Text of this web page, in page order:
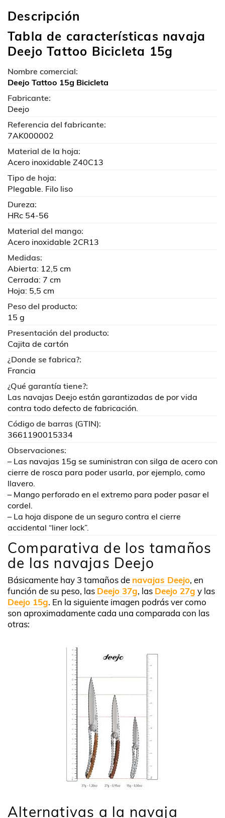
Descripción
Tabla de características navaja
Deejo Tattoo Bicicleta 15g
Nombre comercial:
Deejo Tattoo 15g Bicicleta
Fabricante:
Deejo
Referencia del fabricante:
7AK000002
Material de la hoja:
Acero inoxidable Z40C13
Tipo de hoja:
Plegable. Filo liso
Dureza:
HRc 54-56
Material del mango:
Acero inoxidable 2CR13
Medidas:
Abierta: 12,5 cm
Cerrada: 7 cm
Hoja: 5,5 cm
Peso del producto:
15 g
Presentación del producto:
Cajita de cartón
¿Donde se fabrica?:
Francia
¿Qué garantía tiene?:
Las navajas Deejo están garantizadas de por vida
contra todo defecto de fabricación.
Código de barras (GTIN):
3661190015334
Observaciones:
– Las navajas 15g se suministran con silga de acero con
cierre de rosca para poder usarla, por ejemplo, como
llavero.
– Mango perforado en el extremo para poder pasar el
cordel.
– La hoja dispone de un seguro contra el cierre
accidental “liner lock”.
Comparativa de los tamaños
de las navajas Deejo
Básicamente hay 3 tamaños de navajas Deejo, en
función de su peso, las Deejo 37g, las Deejo 27g y las
Deejo 15g. En la siguiente imagen podrás ver como
son aproximadamente cada una comparada con las
otras:
Alternativas a la navaja